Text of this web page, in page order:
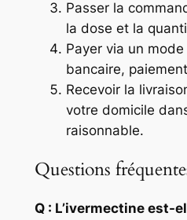
Passer la
la dose et la
Payer via un
bancaire,
Recevoir la
votre domicile
raisonnable.
Questions
Q : L’ivermectine est-